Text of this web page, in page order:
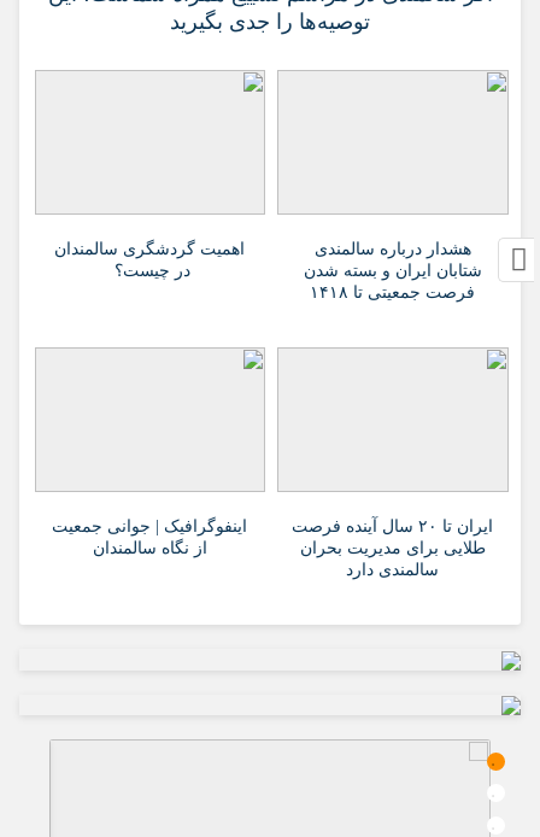
توصیه‌ها را جدی بگیرید
هشدار درباره سالمندی
شتابان ایران و بسته شدن
فرصت جمعیتی تا ۱۴۱۸
اهمیت گردشگری سالمندان
در چیست؟
ایران تا ۲۰ سال آینده فرصت
طلایی برای مدیریت بحران
سالمندی دارد
اینفوگرافیک | جوانی جمعیت
از نگاه سالمندان